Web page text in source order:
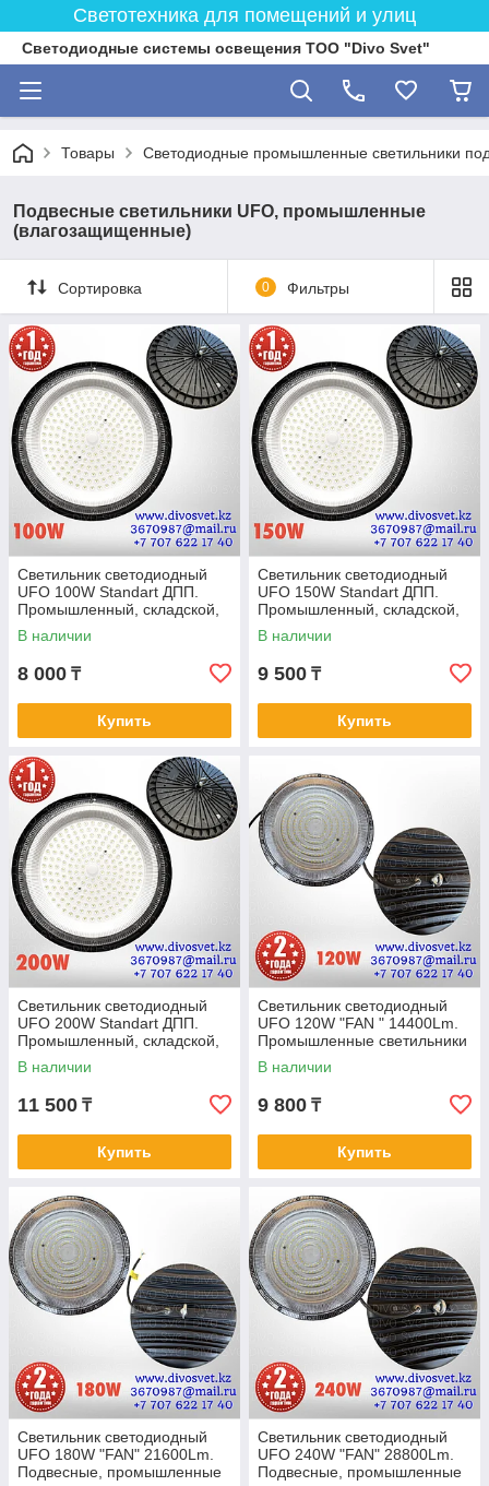
Светотехника для помещений и улиц
Светодиодные системы освещения ТОО "Divo Svet"
Товары Светодиодные промышленные светильники
Подвесные светильники UFO, промышленные
(влагозащищенные)
Сортировка 0 Фильтры
Светильник светодиодный
UFO 100W Standart ДПП.
Промышленный, складской,
подвесной диодный УФО 100
Ватт.
В наличии
8 000 ₸
Купить
Светильник светодиодный
UFO 150W Standart ДПП.
Промышленный, складской,
подвесной диодный УФО 150
Ватт.
В наличии
9 500 ₸
Купить
Светильник светодиодный
UFO 200W Standart ДПП.
Промышленный, складской,
подвесной диодный УФО 200
Ватт.
В наличии
11 500 ₸
Купить
Светильник светодиодный
UFO 120W "FAN " 14400Lm.
Промышленные светильники
купольные УФО 120 Ватт.
В наличии
9 800 ₸
Купить
Светильник светодиодный
UFO 180W "FAN" 21600Lm.
Подвесные, промышленные
Светильник светодиодный
UFO 240W "FAN" 28800Lm.
Подвесные, промышленные